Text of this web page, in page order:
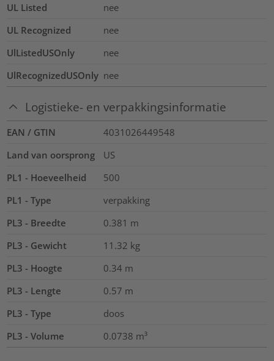
UL Listed
nee
UL Recognized
nee
UlListedUSOnly
nee
UlRecognizedUSOnly nee
Logistieke- en verpakkingsinformatie
EAN / GTIN
4031026449548
Land van oorsprong
US
PL1 - Hoeveelheid
500
PL1 - Type
verpakking
PL3 - Breedte
0.381 m
PL3 - Gewicht
11.32 kg
PL3 - Hoogte
0.34 m
PL3 - Lengte
0.57 m
PL3 - Type
doos
PL3 - Volume
0.0738 m³